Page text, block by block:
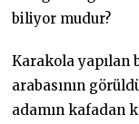
biliyor mudur?
Karakola yapılan
arabasının
adamın kafadan